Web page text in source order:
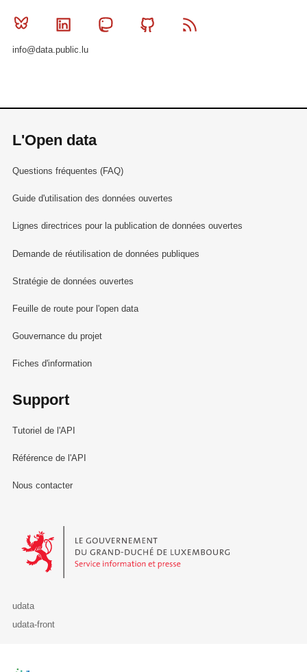
Bluesky Linkedin MastodonGithub
info@data.public.lu
L'Open data
Questions fréquentes (FAQ)
Guide d'utilisation des données ouvertes
Lignes directrices pour la publication de données ouvertes
Demande de réutilisation de données publiques
Stratégie de données ouvertes
Feuille de route pour l'open data
Gouvernance du projet
Fiches d'information
Support
Tutoriel de l'API
Référence de l'API
Nous contacter
Le Gouvernement du Grand-Duché de Luxembourg - Service
udata
udata-front